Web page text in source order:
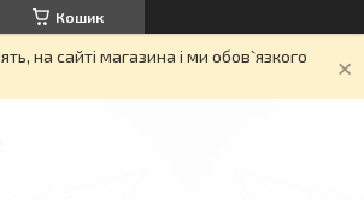
Кошик
на сайті магазина і ми обов`язкого